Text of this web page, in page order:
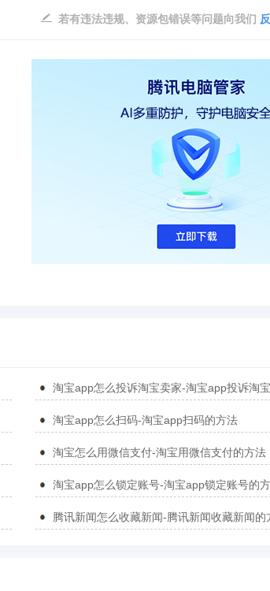
若有违法违规、资源包错误等问题向我们
淘宝app怎么投诉淘宝卖家-淘宝app投诉淘
淘宝app怎么扫码-淘宝app扫码的方法
淘宝怎么用微信支付-淘宝用微信支付的方法
淘宝app怎么锁定账号-淘宝app锁定账号的
腾讯新闻怎么收藏新闻-腾讯新闻收藏新闻的